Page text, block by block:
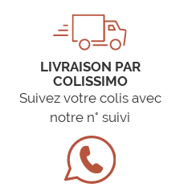
LIVRAISON PAR
COLISSIMO
Suivez votre colis avec
notre n° suivi